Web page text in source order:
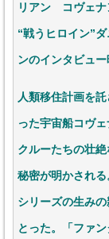
リアン コヴェナ
“戦うヒロイン”
ンのインタビュー
人類移住計画を
った宇宙船コヴ
クルーたちの壮
秘密が明かされる
シリーズの生み
とった。「ファン